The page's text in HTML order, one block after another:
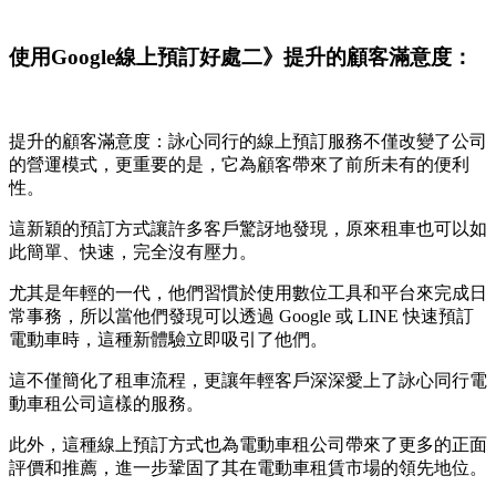
使用Google線上預訂好處二》提升的顧客滿意度：
提升的顧客滿意度：詠心同行的線上預訂服務不僅改變了公司
的營運模式，更重要的是，它為顧客帶來了前所未有的便利
性。
這新穎的預訂方式讓許多客戶驚訝地發現，原來租車也可以如
此簡單、快速，完全沒有壓力。
尤其是年輕的一代，他們習慣於使用數位工具和平台來完成日
常事務，所以當他們發現可以透過 Google 或 LINE 快速預訂
電動車時，這種新體驗立即吸引了他們。
這不僅簡化了租車流程，更讓年輕客戶深深愛上了詠心同行電
動車租公司這樣的服務。
此外，這種線上預訂方式也為電動車租公司帶來了更多的正面
評價和推薦，進一步鞏固了其在電動車租賃市場的領先地位。